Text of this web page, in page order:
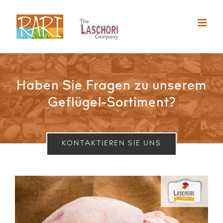
Inhalt
springen
Haben Sie Fragen zu unserem
Geflügel-Sortiment?
KONTAKTIEREN SIE UNS